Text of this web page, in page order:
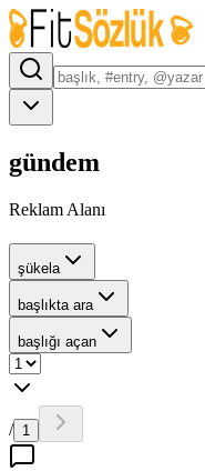
gündem
Reklam Alanı
şükela
başlıkta ara
başlığı açan
/ 1